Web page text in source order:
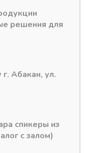
решения для
Абакан, ул.
спикеры из
с залом)